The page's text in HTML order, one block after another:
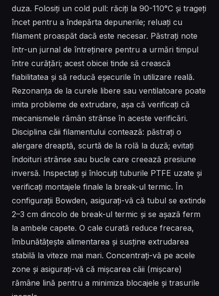
duza. Folosiți un cold pull: răciți la 90-110°C și trageți
încet pentru a îndepărta depunerile; reluați cu
filament proaspăt dacă este necesar. Păstrați note
într-un jurnal de întreținere pentru a urmări timpul
între curățări; acest obicei tinde să crească
fiabilitatea și să reducă eșecurile în utilizare reală.
Rezonanța de la curele libere sau ventilatoare poate
imita probleme de extrudare, așa că verificați că
mecanismele rămân strânse în aceste verificări.
Disciplina căii filamentului contează: păstrați o
alergare dreaptă, scurtă de la rolă la duză; evitați
îndoituri strânse sau bucle care creează presiune
inversă. Inspectați și înlocuiți tuburile PTFE uzate și
verificați montajele finale la break-ul termic. În
configurații Bowden, asigurați-vă că tubul se extinde
2–3 cm dincolo de break-ul termic și se așază ferm
la ambele capete. O cale curată reduce frecarea,
îmbunătățește alimentarea și susține extrudarea
stabilă la viteze mai mari. Concentrați-vă pe acele
zone și asigurați-vă că mișcarea căii (mișcare)
rămâne lină pentru a minimiza blocajele și trasurile